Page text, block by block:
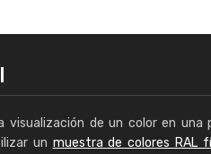
visualización de un color en
un muestra de colores RAL